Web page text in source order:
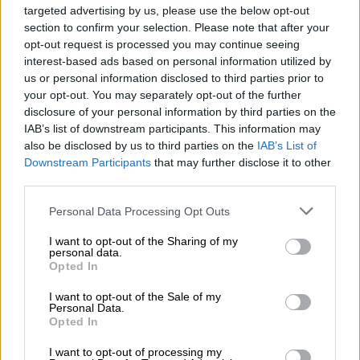
targeted advertising by us, please use the below opt-out
section to confirm your selection. Please note that after your
opt-out request is processed you may continue seeing
interest-based ads based on personal information utilized by
us or personal information disclosed to third parties prior to
your opt-out. You may separately opt-out of the further
disclosure of your personal information by third parties on the
IAB’s list of downstream participants. This information may
also be disclosed by us to third parties on the IAB’s List of
Downstream Participants that may further disclose it to other
Personal Data Processing Opt Outs
I want to opt-out of the Sharing of my
personal data.
Opted In
I want to opt-out of the Sale of my
Personal Data.
Opted In
I want to opt-out of processing my
Reconquista leonesa
Por Carlos Miranda
Clara Campoamor: Mi sueño,
mi pesadilla
Por María Pérez Herrero
Las brechas social y económica